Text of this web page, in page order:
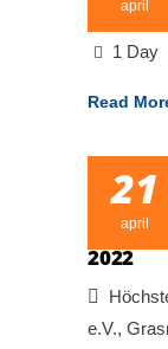
april
1 Day
Read
21
april
2022
e.V.,